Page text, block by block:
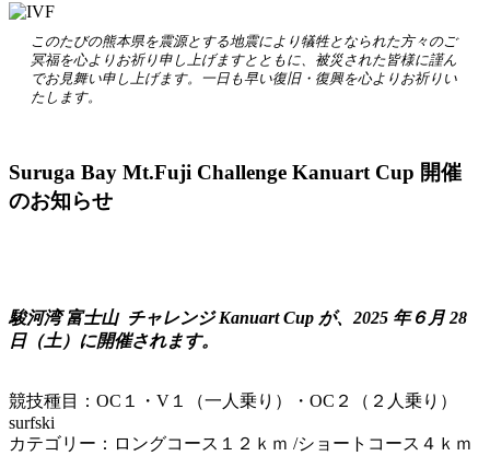
このたびの熊本県を震源とする地震により犠牲となられた方々のご
冥福を心よりお祈り申し上げますとともに、被災された皆様に謹ん
でお見舞い申し上げます。一日も早い復旧・復興を心よりお祈りい
たします。
Suruga Bay Mt.Fuji Challenge Kanuart Cup 開催
のお知らせ
駿河湾 富士山 チャレンジ Kanuart Cup が、2025 年６月 28
日（土）に開催されます。
競技種目：OC１・V１（一人乗り）・OC２（２人乗り）
surfski
カテゴリー：ロングコース１２ｋｍ /ショートコース４ｋｍ